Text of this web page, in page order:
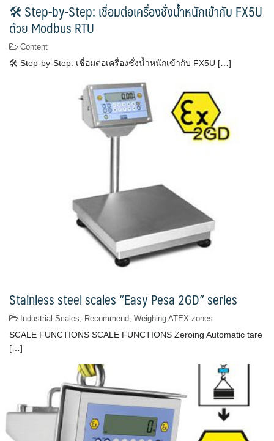
🛠 Step-by-Step: เชื่อมต่อเครื่องชั่งน้ำหนักเข้ากับ FX5U
ด้วย Modbus RTU
Content
🛠 Step-by-Step: เชื่อมต่อเครื่องชั่งน้ำหนักเข้ากับ FX5U […]
Stainless steel scales “Easy Pesa 2GD” series
Industrial Scales, Recommend, Weighing ATEX zones
SCALE FUNCTIONS SCALE FUNCTIONS Zeroing Automatic tare
[…]